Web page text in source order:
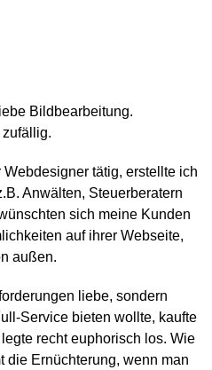
Bildbearbeitung.
tätig, erstellte ich
Anwälten, Steuerberatern
sich meine Kunden
auf ihrer Webseite,
außen.
liebe, sondern
Service bieten wollte, kaufte
recht euphorisch los. Wie
die Ernüchterung, wenn man